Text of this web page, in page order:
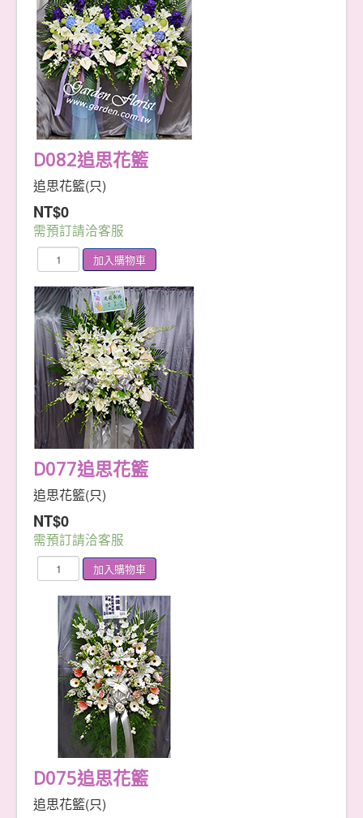
D082追思花籃
追思花籃(只)
NT$0
需預訂請洽客服
D077追思花籃
追思花籃(只)
NT$0
需預訂請洽客服
D075追思花籃
追思花籃(只)